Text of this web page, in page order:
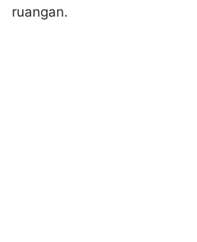
ruangan.